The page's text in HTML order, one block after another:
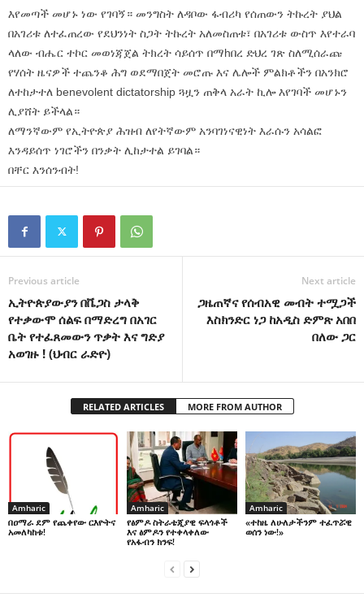
እየመጣች መሆኑ ነው የገባኝ። መንግስት ለዳቦው ፋብሪካ የሰጠውን ትኩረት ያህል
በአገሪቱ ለተፈጠረው የደህንነት ስጋት ትኩረት አለመስጠቱ፣ በአገሪቱ ውስጥ እየተራባ
ላለው ብሔር ተኮር መወነጃጀል ትክረት ሳይሰጥ በማhበረ ድህረ ገጽ ስለሚሰራጩ
የሃሰት ዜናዎች ተጨንቆ ሕግ ወደማበጀት መሮጡ እና ሌሎች ምልክቶችን በአንክሮ
ለተከታተለ benevolent dictatorship ጓዟን ጠቅላ አራት ኪሎ እየገባች መሆኑን
ሊያሸት ይችላል።
ለማንኛውም የኢትዮጵያ ሕዝብ ለየትኛውም አንባገነናዊነት እራሱን አሳልፎ
እንዳይሰጥ ነገሮችን በንቃት ሊከታተል ይገባል።
በቸር እንሰንብት!
Previous article
ኢትዮጵያውያን በቬጋስ ታላቅ
የተቃውሞ ሰልፍ በማድረግ በአገር
ቤት የተፈጸመውን ጥቃት እና ግድያ
አወገዙ ! (ህብር ራድዮ)
Next article
ጋዜጠኛና የሰብአዊ መብት ተሟጋች
እስክንድር ነጋ ከአዲስ ድምጽ አበበ
በለው ጋር
RELATED ARTICLES MORE FROM AUTHOR
Amharic
በዐማራ ደም የጨቀየው ርእዮትና
አመለካከቱ!
Amharic
የፅምዶ ስትራቴጂያዊ ፍላጎቶች
እና ፅምዶን የተቀላቀለው
የአፋብን ክንፍ!
Amharic
«ተከዜ ለሁለታችንም ተፈጥሯዊ
ወሰን ነው!»